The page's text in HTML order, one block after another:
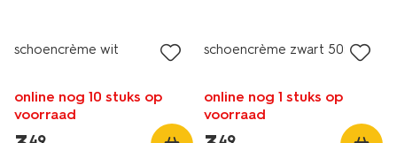
schoencrème wit
online nog 10 stuks op
voorraad
schoencrème zwart 50ml
online nog 1 stuks op
voorraad